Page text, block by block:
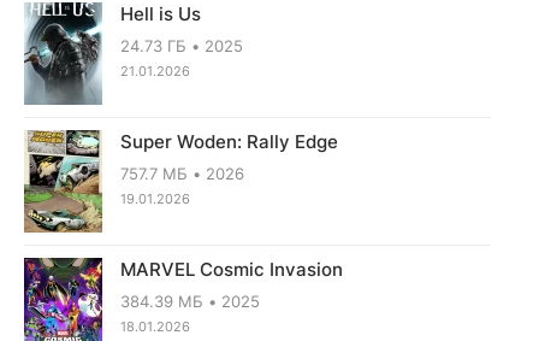
Hell is Us
24.73 ГБ 2025
21.01.2026
Super Woden: Rally Edge
757.7 МБ 2026
19.01.2026
MARVEL Cosmic Invasion
384.39 МБ 2025
18.01.2026